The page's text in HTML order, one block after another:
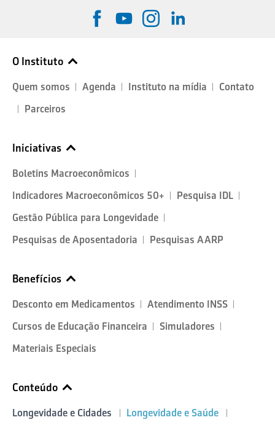
O Instituto
Quem somos Agenda Instituto na mídia
Contato
Parceiros
Iniciativas
Boletins Macroeconômicos
Indicadores Macroeconômicos 50+
Pesquisa IDL
Gestão Pública para Longevidade
Pesquisas de Aposentadoria
Pesquisas AARP
Benefícios
Desconto em Medicamentos
Atendimento INSS
Cursos de Educação Financeira
Simuladores
Materiais Especiais
Conteúdo
Longevidade e Cidades Longevidade e Saúde